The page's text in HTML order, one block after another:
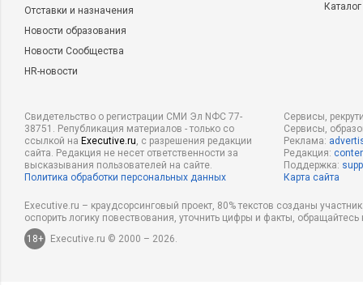
Отставки и назначения
Новости образования
Новости Сообщества
HR-новости
Свидетельство о регистрации СМИ Эл NФС 77-
38751. Републикация материалов - только со
ссылкой на Executive.ru, с разрешения редакции
сайта. Редакция не несет ответственности за
высказывания пользователей на сайте.
Политика обработки персональных данных
Сервисы,
Сервисы,
Реклама:
Редакция:
Поддержка:
Карта сайта
Executive.ru – краудсорсинговый проект, 80% текстов созданы
оспорить логику повествования, уточнить цифры и факты,
18+
Executive.ru © 2000 – 2026.